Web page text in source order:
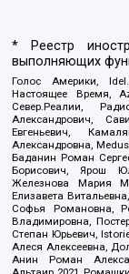
* Реестр
выполняющих
Голос Америки,
Настоящее Время,
Север.Реалии,
Александрович,
Евгеньевич,
Александровна,
Баданин Роман
Борисович, Ярош
Железнова Мария
Елизавета
Софья Романовна,
Владимировна,
Степан Юрьевич,
Алеся Алексеевна,
Анин Роман